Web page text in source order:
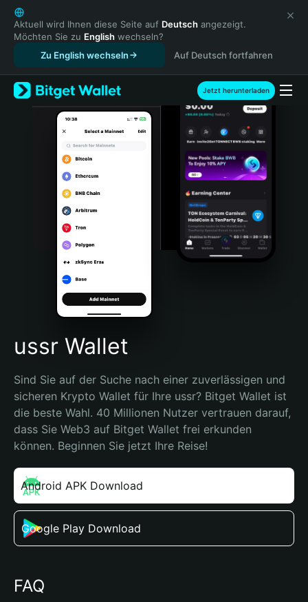
English
日本語
Tiếng Việt
Русский
Español (Latinoamérica)
Türkçe
Italiano
Português (Portugal)
Bahasa Indonesia
Português (Brasil)
Español (Argentina)
Aktuell wird Ihnen diese Seite auf Deutsch angezeigt.
Möchten Sie zu English wechseln?
Zu English wechseln
Auf Deutsch fortfahren
Jetzt herunterladen
ussr Wallet
Sind Sie auf der Suche nach einer zuverlässigen und
sicheren Krypto Wallet für Ihre ussr? Bitget Wallet ist
die beste Wahl. 40 Millionen Nutzer vertrauen darauf,
dass Sie Web3 auf Bitget Wallet frei erkunden
können. Beginnen Sie jetzt Ihre Reise!
Android APK Download
Google Play Download
FAQ